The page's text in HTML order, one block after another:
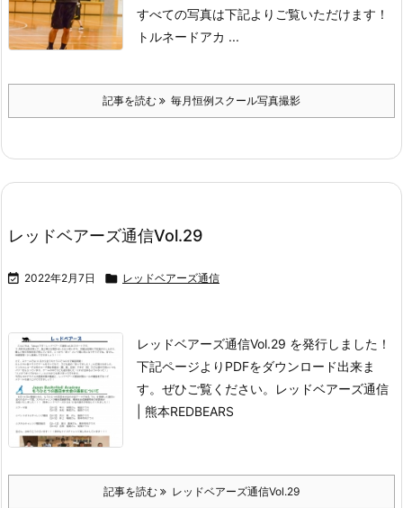
すべての写真は下記よりご覧いただけます！
トルネードアカ ...
記事を読む 毎月恒例スクール写真撮影
レッドベアーズ通信Vol.29
 2022年2月7日  レッドベアーズ通信
レッドベアーズ通信Vol.29 を発行しました！
下記ページよりPDFをダウンロード出来ま
す。 ぜひご覧ください。
レッドベアーズ通信
| 熊本REDBEARS
記事を読む レッドベアーズ通信Vol.29